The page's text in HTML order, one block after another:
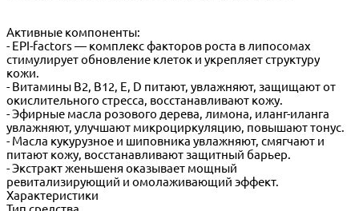
Активные компоненты:
- EPI-factors — комплекс факторов роста в липосомах
стимулирует обновление клеток и укрепляет структуру
кожи.
- Витамины В2, В12, Е, D питают, увлажняют, защищают от
окислительного стресса, восстанавливают кожу.
- Эфирные масла розового дерева, лимона, иланг-иланга
увлажняют, улучшают микроциркуляцию, повышают тонус.
- Масла кукурузное и шиповника увлажняют, смягчают и
питают кожу, восстанавливают защитный барьер.
- Экстракт женьшеня оказывает мощный
ревитализирующий и омолаживающий эффект.
Характеристики